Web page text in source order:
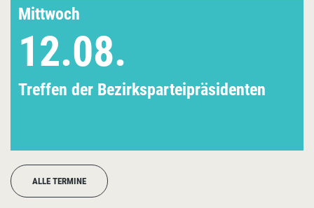
Mittwoch
12.08.
Treffen der Bezirksparteipräsidenten
ALLE TERMINE